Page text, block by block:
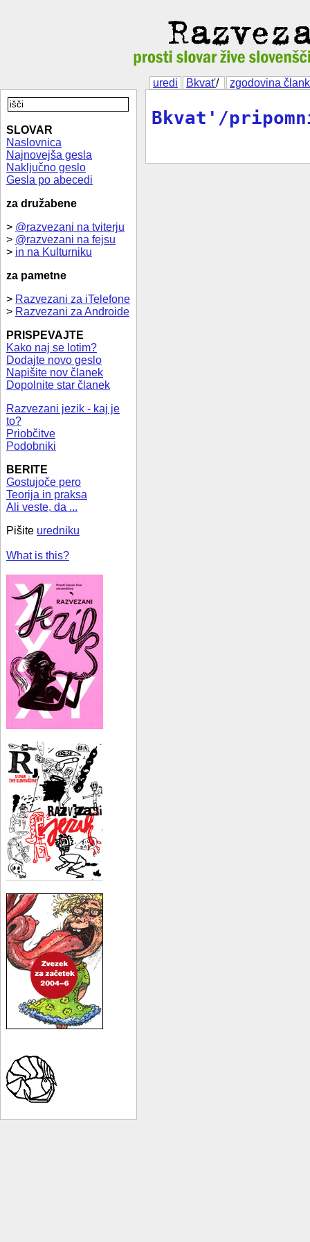
uredi Bkvat'/ zgodovina
SLOVAR
Naslovnica
Najnovejša gesla
Naključno geslo
Gesla po abecedi
za družabene
> @razvezani na tviterju
> @razvezani na fejsu
> in na Kulturniku
za pametne
> Razvezani za iTelefone
> Razvezani za Androide
PRISPEVAJTE
Kako naj se lotim?
Dodajte novo geslo
Napišite nov članek
Dopolnite star članek
Razvezani jezik - kaj je
to?
Priobčitve
Podobniki
BERITE
Gostujoče pero
Teorija in praksa
Ali veste, da ...
Pišite uredniku
What is this?
Bkvat'/